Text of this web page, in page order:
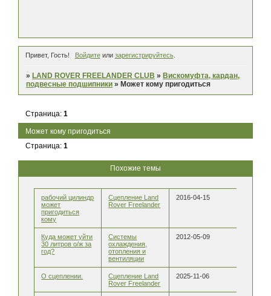
Привет, Гость! Войдитеили зарегистрируйтесь.
» LAND ROVER FREELANDER CLUB » Вискомуфта, кардан,
подвесные подшипники » Может кому пригодиться
Может кому пригодиться
Страница:1
Страница:1
Похожие темы
рабочий цилиндр
может
пригодиться
кому
Сцепление Land
Rover Freelander
2016-04-15
Куда может уйти
30 литров о/ж за
год?
Системы
охлаждения,
отопления и
вентиляции
2012-05-09
О сцеплении.
Сцепление Land
Rover Freelander
2025-11-06